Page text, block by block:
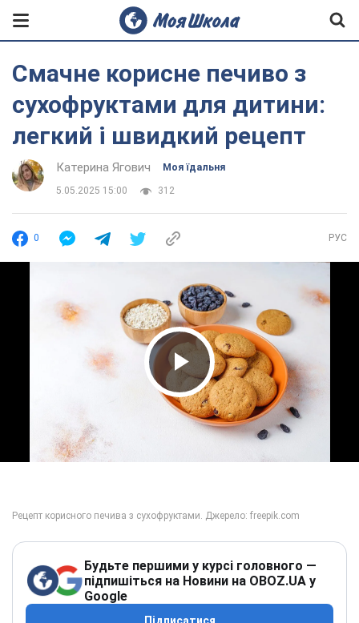
Смачне корисне печиво з
сухофруктами для дитини:
легкий і швидкий рецепт
Катерина Ягович Моя їдальня
5.05.2025 15:00 312
0 РУС
Play Video
Будьте першими у курсі головного —
підпишіться на Новини на OBOZ.UA у
Google
Підписатися